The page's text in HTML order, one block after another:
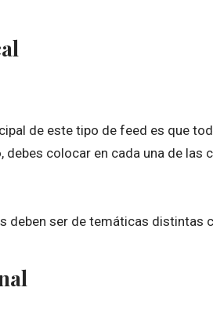
de este tipo de feed es que
debes colocar en cada una de
deben ser de temáticas distintas